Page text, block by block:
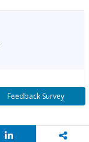
Feedback Survey